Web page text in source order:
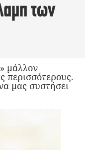
των
μάλλον
περισσότερους.
μας συστήσει